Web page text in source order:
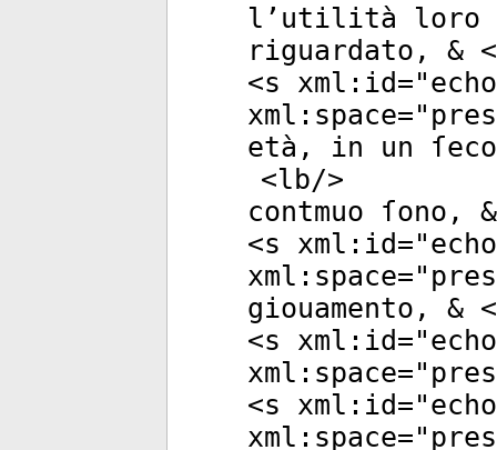
l’utilità loro
riguardato, &
<s xml:id="
xml:space="
età, in un
<lb/>
contmuo ſono,
<s xml:id="
xml:space="
giouamento, &
<s xml:id="
xml:space="
<s xml:id="
xml:space="